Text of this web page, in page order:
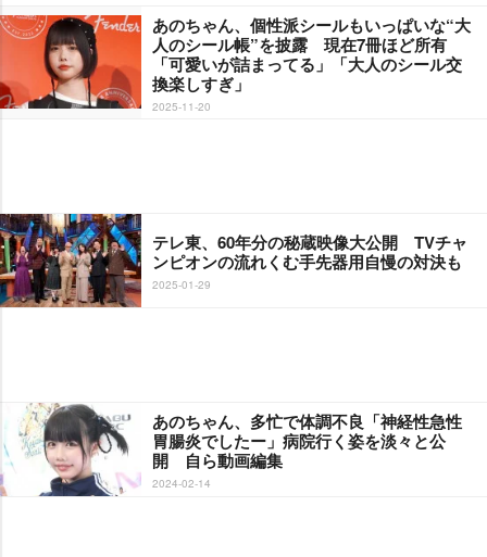
あのちゃん、個性派シールもいっぱいな“大
人のシール帳”を披露 現在7冊ほど所有
「可愛いが詰まってる」「大人のシール交
換楽しすぎ」
2025-11-20
テレ東、60年分の秘蔵映像大公開 TVチャ
ンピオンの流れくむ手先器用自慢の対決も
2025-01-29
あのちゃん、多忙で体調不良「神経性急性
胃腸炎でしたー」病院行く姿を淡々と公
開 自ら動画編集
2024-02-14